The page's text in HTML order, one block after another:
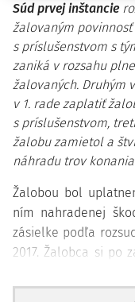
Súd prvej inštancie
žalovaným povinnosť
s príslušenstvom s
zaniká v rozsahu
žalovaných. Druhým
v 1. rade zaplatiť
s príslušenstvom,
žalobu zamietol a
náhradu trov
Žalobou bol
ním nahradenej
zásielke podľa
2017. Žalobca si po
s dopravnou